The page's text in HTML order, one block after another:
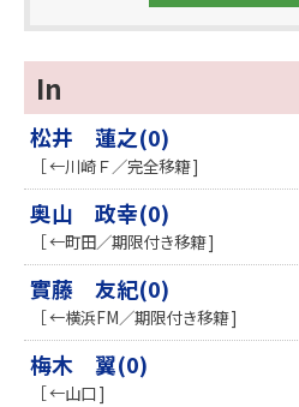
In
松井 蓮之(0)
［ ←川崎Ｆ／完全移籍 ]
奥山 政幸(0)
［ ←町田／期限付き移籍 ]
實藤 友紀(0)
［ ←横浜FM／期限付き移籍 ]
梅木 翼(0)
［ ←山口 ]